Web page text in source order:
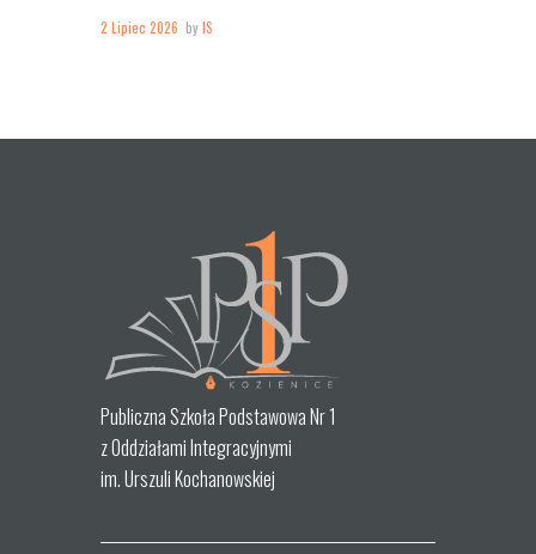
2 Lipiec 2026 byIS
Publiczna Szkoła Podstawowa Nr 1
z Oddziałami Integracyjnymi
im. Urszuli Kochanowskiej